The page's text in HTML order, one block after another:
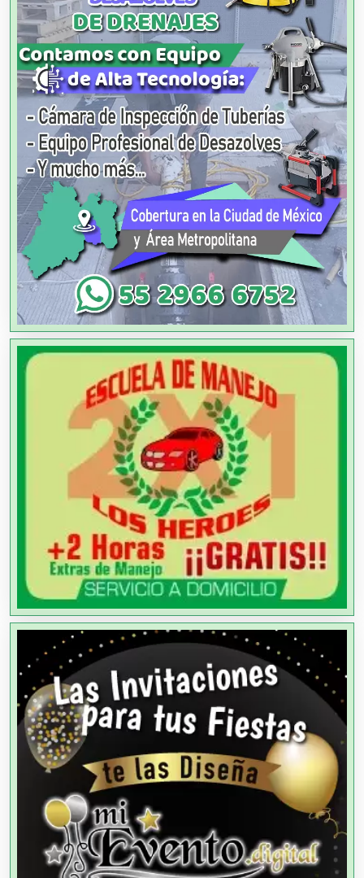
Albercas
Alimentos
Almacenaje
Alquiler de Autos
Alquiler de Equipos para Fiestas
Alquiler de Sillas y Mesas
Alquiler de Trajes de Etiqueta
Alta Costura
Ambulancias
Análisis Clínicos
Análisis de Aguas
Animadores de Eventos
Aparatos y Equipos Eléctricos
Arquitectos
Artes Gráficas